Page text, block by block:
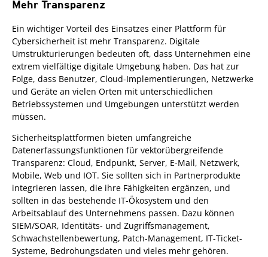
Mehr Transparenz
Ein wichtiger Vorteil des Einsatzes einer Plattform für
Cybersicherheit ist mehr Transparenz. Digitale
Umstrukturierungen bedeuten oft, dass Unternehmen eine
extrem vielfältige digitale Umgebung haben. Das hat zur
Folge, dass Benutzer, Cloud-Implementierungen, Netzwerke
und Geräte an vielen Orten mit unterschiedlichen
Betriebssystemen und Umgebungen unterstützt werden
müssen.
Sicherheitsplattformen bieten umfangreiche
Datenerfassungsfunktionen für vektorübergreifende
Transparenz: Cloud, Endpunkt, Server, E-Mail, Netzwerk,
Mobile, Web und IOT. Sie sollten sich in Partnerprodukte
integrieren lassen, die ihre Fähigkeiten ergänzen, und
sollten in das bestehende IT-Ökosystem und den
Arbeitsablauf des Unternehmens passen. Dazu können
SIEM/SOAR, Identitäts- und Zugriffsmanagement,
Schwachstellenbewertung, Patch-Management, IT-Ticket-
Systeme, Bedrohungsdaten und vieles mehr gehören.